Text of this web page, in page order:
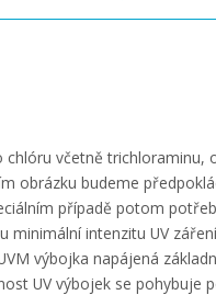
včetně trichloraminu,
obrázku budeme
případě potom
minimální intenzitu UV
výbojka napájená
UV výbojek se pohybuje